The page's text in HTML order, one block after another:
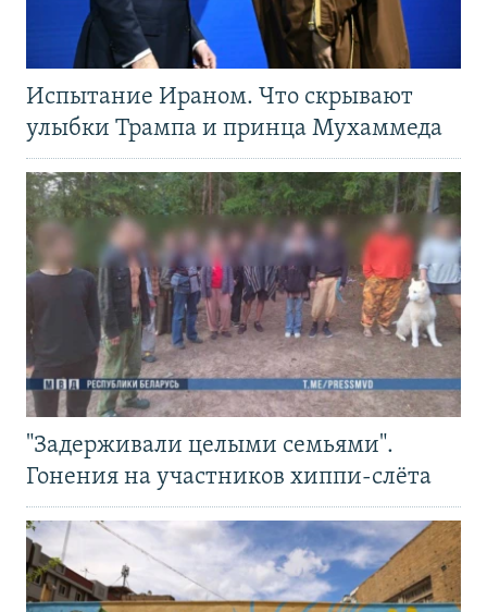
Испытание Ираном. Что скрывают
улыбки Трампа и принца Мухаммеда
"Задерживали целыми семьями".
Гонения на участников хиппи-слёта